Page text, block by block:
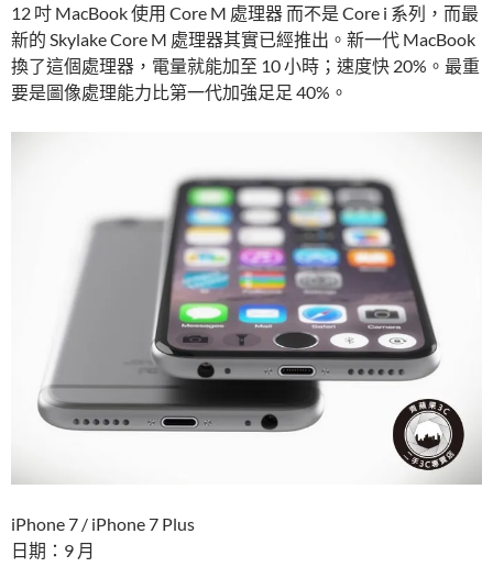
12 吋 MacBook 使用 Core M 處理器 而不是 Core i 系列，而最
新的 Skylake Core M 處理器其實已經推出。新一代 MacBook
換了這個處理器，電量就能加至 10 小時；速度快 20%。最重
要是圖像處理能力比第一代加強足足 40%。
iPhone 7 / iPhone 7 Plus
日期：9 月